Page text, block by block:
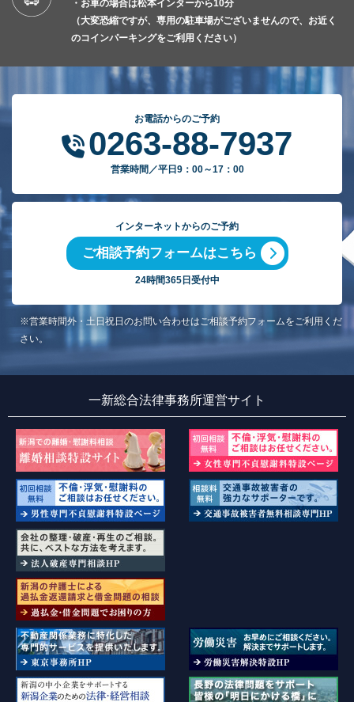
・お車の場合は松本インターから10分
（大変恐縮ですが、専用の駐車場がございませんので、お近く
のコインパーキングをご利用ください）
お電話からのご予約
0263-88-7937
営業時間／平日9：00～17：00
インターネットからのご予約
ご相談予約フォームはこちら
24時間365日受付中
※営業時間外・土日祝日のお問い合わせはご相談予約フォームをご利用くだ
さい。
一新総合法律事務所運営サイト